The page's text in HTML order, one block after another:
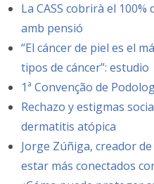
La CASS cobrirà el
amb pensió
“El cáncer de piel es el
tipos de cáncer”: estudio
1ª Convenção de
Rechazo y estigmas
dermatitis atópica
Jorge Zúñiga, creador
estar más conectados